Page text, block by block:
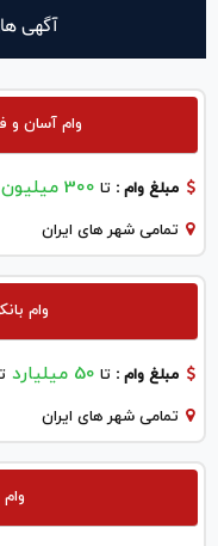
آگهی
وام آسان و
مبلغ وام : تا 300 میلیون
تمامی شهر های ایران
وام بانکی تا ۵۰
مبلغ وام : تا 50 میلیارد
تمامی شهر های ایران
وام